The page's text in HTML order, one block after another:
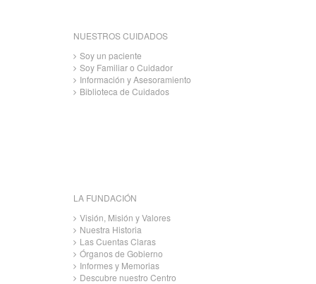
NUESTROS CUIDADOS
Soy un paciente
Soy Familiar o Cuidador
Información y Asesoramiento
Biblioteca de Cuidados
LA FUNDACIÓN
Visión, Misión y Valores
Nuestra Historia
Las Cuentas Claras
Órganos de Gobierno
Informes y Memorias
Descubre nuestro Centro